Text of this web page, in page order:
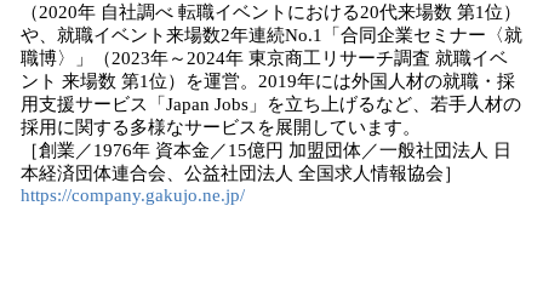
（2020年 自社調べ 転職イベントにおける20代来場数 第1位）
や、就職イベント来場数2年連続No.1「合同企業セミナー〈就
職博〉」（2023年～2024年 東京商工リサーチ調査 就職イベ
ント 来場数 第1位）を運営。2019年には外国人材の就職・採
用支援サービス「Japan Jobs」を立ち上げるなど、若手人材の
採用に関する多様なサービスを展開しています。
［創業／1976年 資本金／15億円 加盟団体／一般社団法人 日
本経済団体連合会、公益社団法人 全国求人情報協会］
https://company.gakujo.ne.jp/